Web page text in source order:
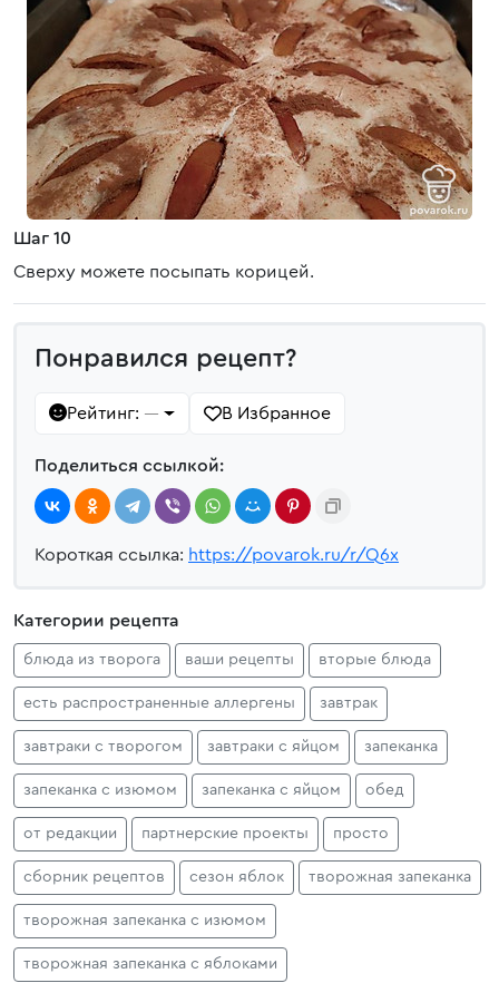
Шаг 10
Сверху можете посыпать корицей.
Понравился рецепт?
Рейтинг: — В Избранное
Поделиться ссылкой:
Короткая ссылка: https://povarok.ru/r/Q6x
Категории рецепта
блюда из творога ваши рецепты вторые блюда
есть распространенные аллергены завтрак
завтраки с творогом завтраки с яйцом запеканка
запеканка с изюмом запеканка с яйцом обед
от редакции партнерские проекты просто
сборник рецептов сезон яблок творожная запеканка
творожная запеканка с изюмом
творожная запеканка с яблоками